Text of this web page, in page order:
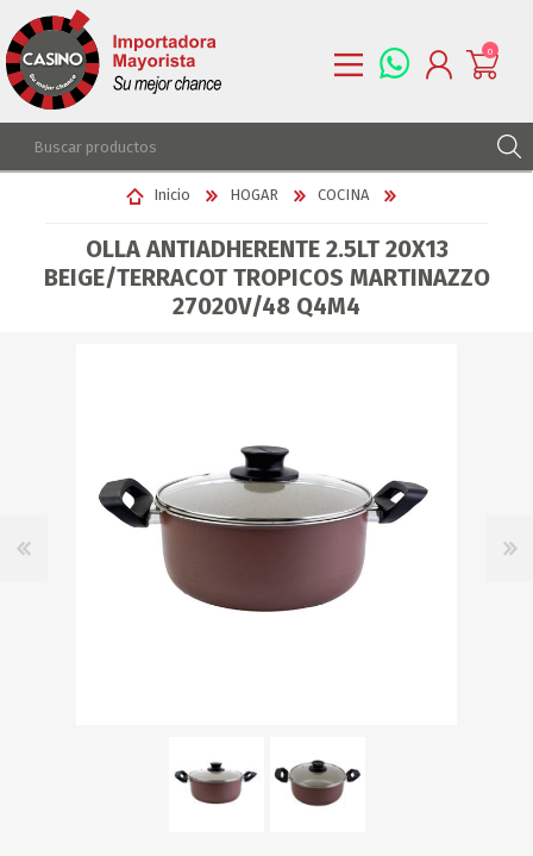
REGISTRARSE
LISTA DE DESEOS
0
Inicio HOGAR COCINA
OLLA ANTIADHERENTE 2.5LT 20X13
BEIGE/TERRACOT TROPICOS MARTINAZZO
27020V/48 Q4M4